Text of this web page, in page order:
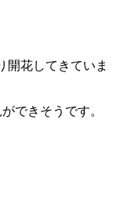
開花してきていま
できそうです。